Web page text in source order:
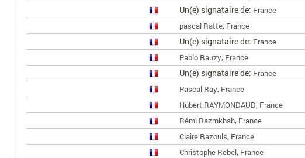
Un(e) signataire de: France
pascal Ratte, France
Un(e) signataire de: France
Pablo Rauzy, France
Un(e) signataire de: France
Pascal Ray, France
Hubert RAYMONDAUD, France
Rémi Razmkhah, France
Claire Razouls, France
Christophe Rebel, France